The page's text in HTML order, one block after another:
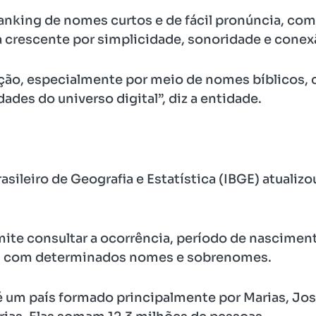
de nomes curtos e de fácil pronúncia,
crescente por simplicidade, sonoridade e
especialmente por meio de nomes bíblicos,
do universo digital”, diz a entidade.
de Geografia e Estatística (IBGE)
consultar a ocorrência, período de
com determinados nomes e sobrenomes.
um país formado principalmente por Marias,